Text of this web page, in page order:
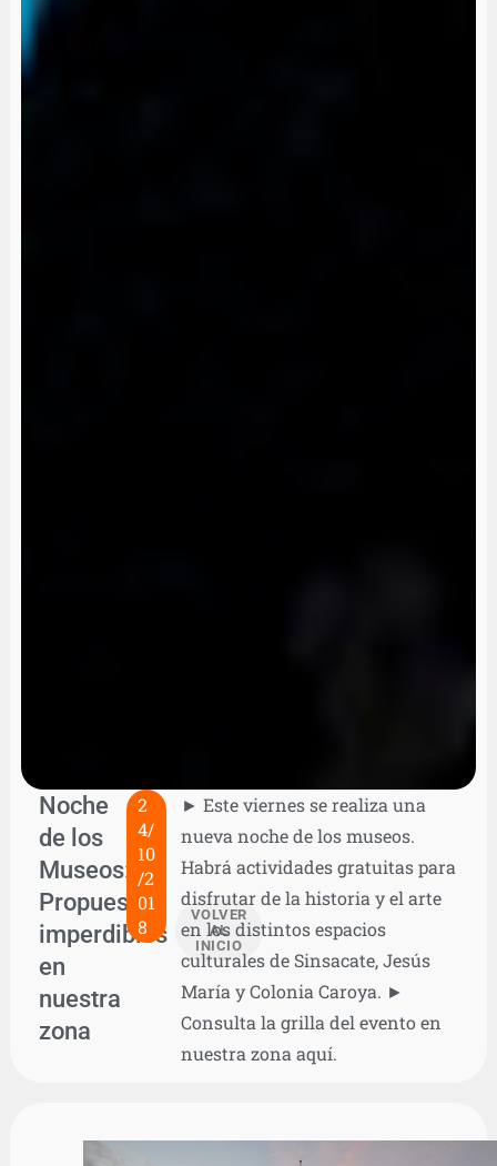
Noche
de los
Museos:
Propuestas
imperdibles
en
nuestra
zona
2
4/
10
/2
01
8
VOLVER
AL
INICIO
► Este viernes se realiza una
nueva noche de los museos.
Habrá actividades gratuitas para
disfrutar de la historia y el arte
en los distintos espacios
culturales de Sinsacate, Jesús
María y Colonia Caroya. ►
Consulta la grilla del evento en
nuestra zona aquí.